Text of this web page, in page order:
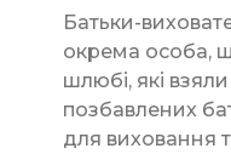
Батьки-
окрема особа,
шлюбі, які взяли
позбавлених
для виховання